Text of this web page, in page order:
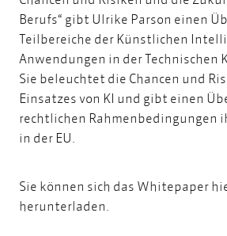
Berufs“ gibt Ulrike Parson einen
Teilbereiche der Künstlichen
Anwendungen in der Technischen
Sie beleuchtet die Chancen und
Einsatzes von KI und gibt einen
rechtlichen Rahmenbedingungen
in der EU.
Sie können sich das Whitepaper
herunterladen.